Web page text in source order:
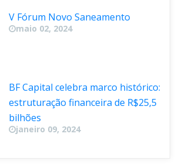
V Fórum Novo Saneamento
maio 02, 2024
BF Capital celebra marco histórico:
estruturação financeira de R$25,5
bilhõe
janeiro 09, 2024